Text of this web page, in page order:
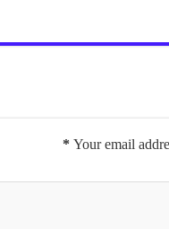
Your email
*